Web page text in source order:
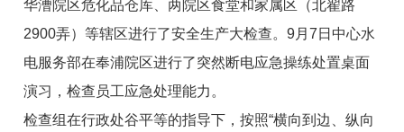
华漕院区危化品仓库、两院区食堂和家属区（北翟路
2900弄）等辖区进行了安全生产大检查。9月7日中心水
电服务部在奉浦院区进行了突然断电应急操练处置桌面
演习，检查员工应急处理能力。
检查组在行政处谷平等的指导下，按照“横向到边、纵向